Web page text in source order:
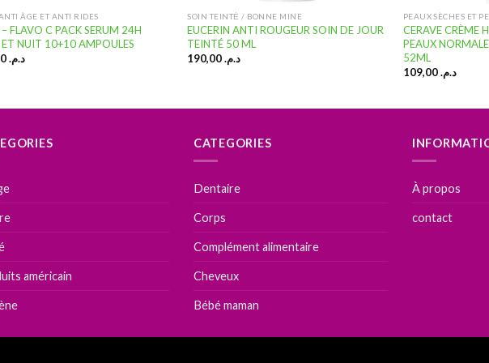
ÂGE ET ANTI RIDES
FLAVO C PACK SERUM 24H
ET NUIT 10+10 AMPOULES
د.م.503,00
SOIN TEINTĖ / BONNE MINE
EUCERIN ANTI ROUGEUR SOIN DE JOUR
TEINTÉ 50 ML
د.م.190,00
PEAUX SÈCHES ET
CERAVE CRÈME
PEAUX
52ML
د.م.109,00
américain
CATEGORIES
Dentaire
Corps
Complément alimentaire
Cheveux
Bébé maman
À propos
contact